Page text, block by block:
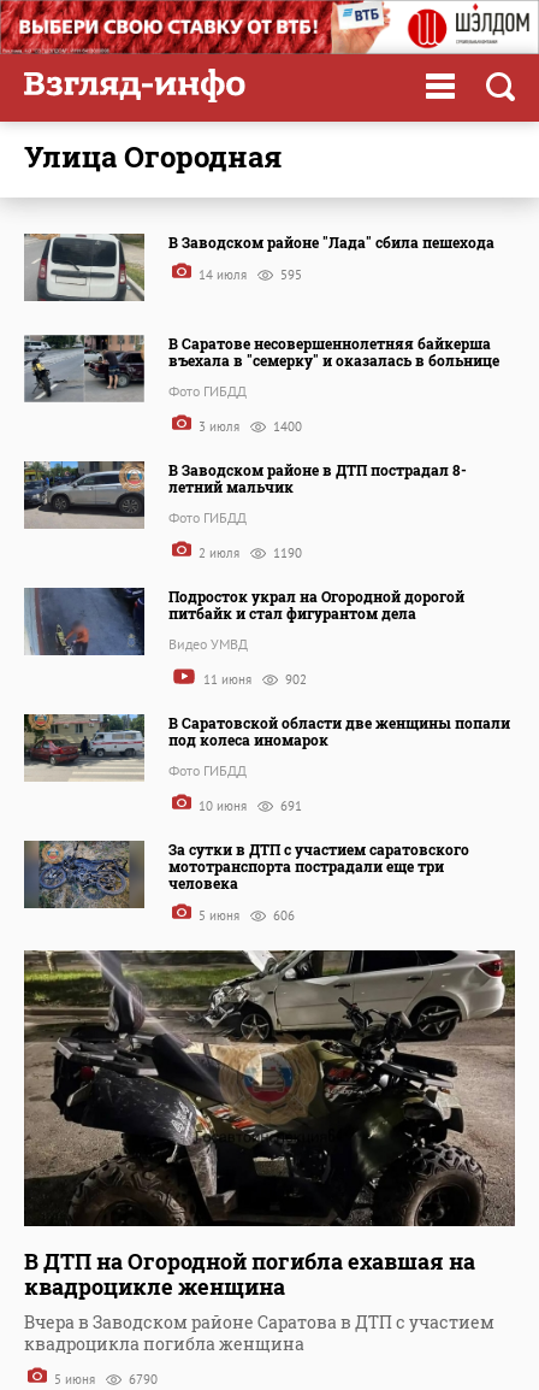
улица Огородная
В Заводском районе "Лада" сбила пешехода
14 июля 595
В Саратове несовершеннолетняя байкерша
въехала в "семерку" и оказалась в больнице
Фото ГИБДД
3 июля 1400
В Заводском районе в ДТП пострадал 8-
летний мальчик
Фото ГИБДД
2 июля 1190
Подросток украл на Огородной дорогой
питбайк и стал фигурантом дела
Видео УМВД
11 июня 902
В Саратовской области две женщины попали
под колеса иномарок
Фото ГИБДД
10 июня 691
За сутки в ДТП с участием саратовского
мототранспорта пострадали еще три
человека
5 июня 606
В ДТП на Огородной погибла ехавшая на
квадроцикле женщина
Вчера в Заводском районе Саратова в ДТП с участием
квадроцикла погибла женщина
5 июня 6790